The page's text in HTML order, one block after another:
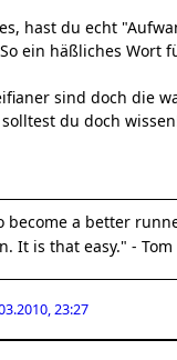
hast du echt
ein häßliches Wort
sind doch die
du doch
become a better
It is that easy." - Tom
23:27